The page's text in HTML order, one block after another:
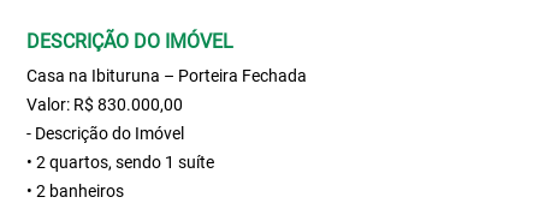
DESCRIÇÃO DO IMÓVEL
Casa na Ibituruna – Porteira Fechada
Valor: R$ 830.000,00
- Descrição do Imóvel
• 2 quartos, sendo 1 suíte
• 2 banheiros